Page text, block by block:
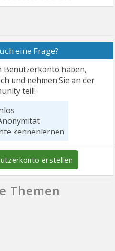
eine Frage?
Benutzerkonto haben,
und nehmen Sie an der
teil!
kennenlernen
erstellen
Themen